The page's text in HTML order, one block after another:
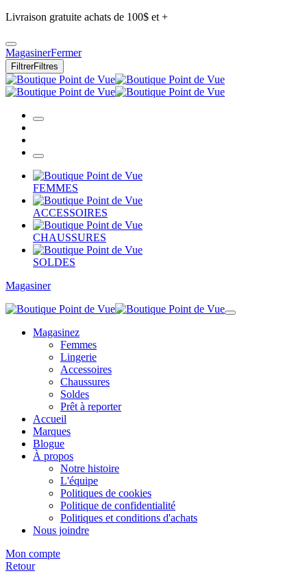
Livraison gratuite achats de 100$ et +
MagasinerFermer
FiltrerFiltres
FEMMES
ACCESSOIRES
CHAUSSURES
SOLDES
Magasiner
Magasinez
Femmes
Lingerie
Accessoires
Chaussures
Soldes
Prêt à reporter
Accueil
Marques
Blogue
À propos
Notre histoire
L'équipe
Politiques de cookies
Politique de confidentialité
Politiques et conditions d'achats
Nous joindre
Mon compte
Retour